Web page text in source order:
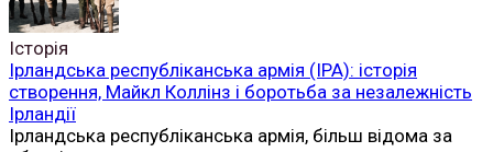
Історія
Ірландська республіканська армія (ІРА): історія
створення, Майкл Коллінз і боротьба за незалежність
Ірландії
Ірландська республіканська армія, більш відома за